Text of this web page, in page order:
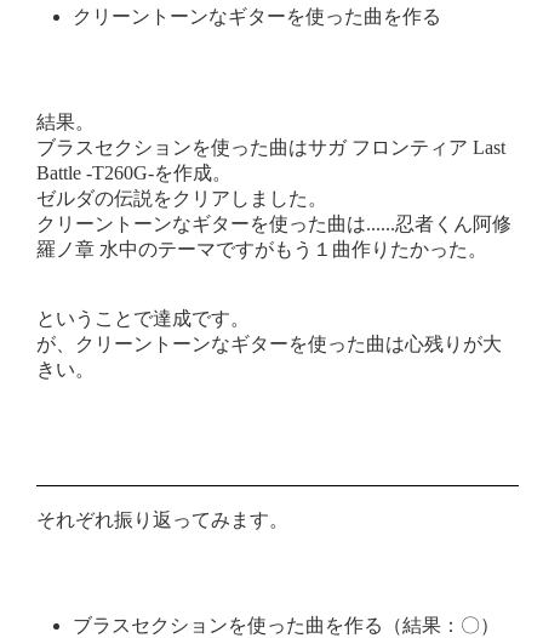
クリーントーンなギターを使った曲を作る
結果。
ブラスセクションを使った曲はサガ フロンティア Last
Battle -T260G-を作成。
ゼルダの伝説をクリアしました。
クリーントーンなギターを使った曲は......忍者くん阿修
羅ノ章 水中のテーマですがもう１曲作りたかった。
ということで達成です。
が、クリーントーンなギターを使った曲は心残りが大
きい。
それぞれ振り返ってみます。
ブラスセクションを使った曲を作る（結果：〇）